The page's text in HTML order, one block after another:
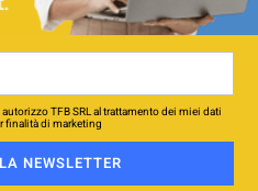
autorizzo TFB SRL al trattamento dei miei dati
finalità di marketing
NEWSLETTER